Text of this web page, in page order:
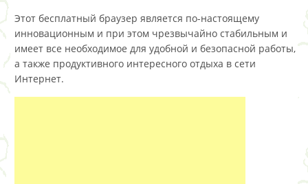
Этот бесплатный браузер является по-настоящему
инновационным и при этом чрезвычайно стабильным и
имеет все необходимое для удобной и безопасной работы,
а также продуктивного интересного отдыха в сети
Интернет.